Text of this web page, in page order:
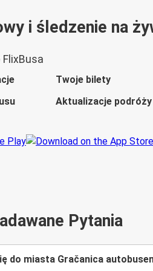
i śledzenie na
FlixBusa
Twoje bilety
Aktualizacje podróży
Pytania
do miasta Gračanica